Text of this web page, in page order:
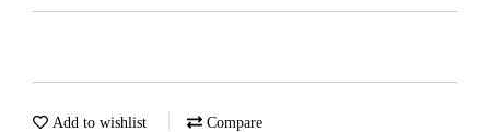
Add to wishlist Compare